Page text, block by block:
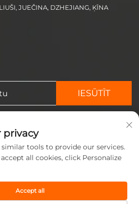
JUEČINA, DZHEJIANG, ĶĪNA
IESŪTĪT
Visas
privacy
similar tools to provide our services.
all cookies, click Personalize
Accept all